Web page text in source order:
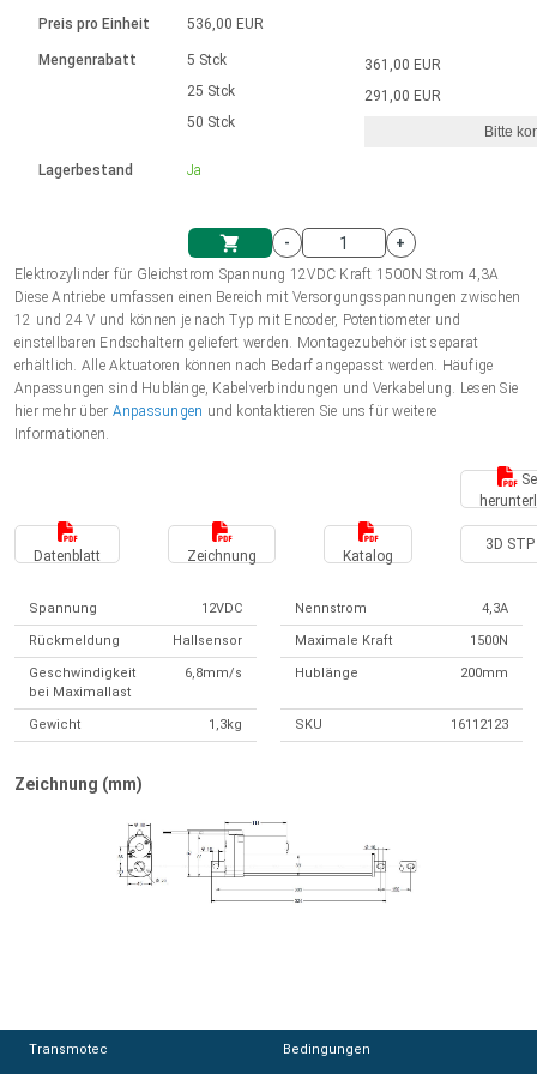
Einheitssystem
Einkaufswagen
Hubmagnete
230 - 50 Hz | 110 - 60 Hz
Drehzahlregelung für die AIS-Serie
Bürstenlose Gleichstrommotoren
mit Planetengetriebe und internem
Ø 28-42| 1-1400 rpm | <= 290Ncm
Bürstenlose DC Motor Controller
Gleichstrommotoren mit
Schneckengetriebe und Bürsten
Ø43-124mm | 31-425rpm | ≤ 41Nm
Treiber für Gleichstrommotoren mit
Synchron-Asynchron | für 1-4 Elektrozylinder
Synchron-Asynchron | für 1-4 Elektrozylinder
Français (EUR)
Polski (EUR)
Norsk (NOK)
Suomi (EUR)
Preis pro Einheit
Mengenrabatt
Lagerbestand
536,00 EUR
5 Stck
25 Stck
50 Stck
Ja
361,00 EUR
291,00 EUR
Bitte
-
+
Elektrozylinder für Gleichstrom Spannung 12VDC Kraft 1500N Strom 4,3A
Diese Antriebe umfassen einen Bereich mit Versorgungsspannungen zwischen
12 und 24 V und können je nach Typ mit Encoder, Potentiometer und
einstellbaren Endschaltern geliefert werden. Montagezubehör ist separat
erhältlich. Alle Aktuatoren können nach Bedarf angepasst werden. Häufige
Anpassungen sind Hublänge, Kabelverbindungen und Verkabelung. Lesen Sie
hier mehr über Anpassungen und kontaktieren Sie uns für weitere
Informationen.
Datenblatt Zeichnung Katalog
3D STP
Spannung 12VDC Nennstrom 4,3A
Rückmeldung Hallsensor Maximale Kraft 1500N
Geschwindigkeit
bei Maximallast
6,8mm/s Hublänge 200mm
Gewicht 1,3kg SKU 16112123
Zeichnung (mm)
Transmotec Bedingungen
Transmotec Bedingungen